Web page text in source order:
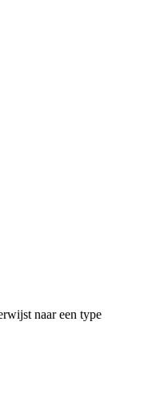
naar een type